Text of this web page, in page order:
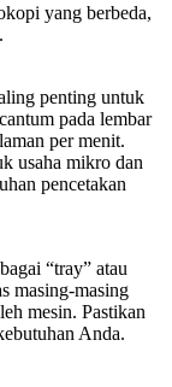
yang berbeda,
penting untuk
pada lembar
per menit.
usaha mikro dan
pencetakan
“tray” atau
masing-masing
mesin. Pastikan
Anda.